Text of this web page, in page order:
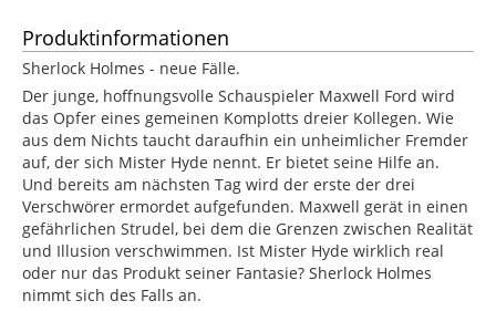
Produktinformationen
Sherlock Holmes - neue Fälle.
Der junge, hoffnungsvolle Schauspieler Maxwell Ford wird
das Opfer eines gemeinen Komplotts dreier Kollegen. Wie
aus dem Nichts taucht daraufhin ein unheimlicher Fremder
auf, der sich Mister Hyde nennt. Er bietet seine Hilfe an.
Und bereits am nächsten Tag wird der erste der drei
Verschwörer ermordet aufgefunden. Maxwell gerät in einen
gefährlichen Strudel, bei dem die Grenzen zwischen Realität
und Illusion verschwimmen. Ist Mister Hyde wirklich real
oder nur das Produkt seiner Fantasie? Sherlock Holmes
nimmt sich des Falls an.